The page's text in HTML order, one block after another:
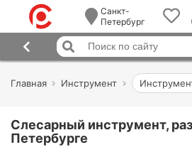
Санкт-
Петербург
Главная Инструмент
Слесарный инструмент,
Петербурге